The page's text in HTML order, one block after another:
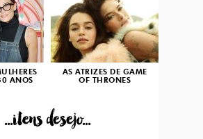
ANOS
AS ATRIZES DE GAME
OF THRONES
...itens desejo...